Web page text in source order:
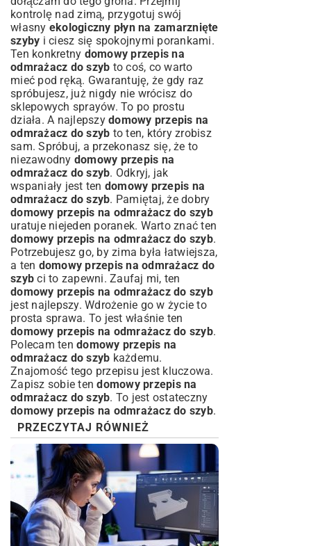
kontrolę nad zimą, przygotuj swój
własny ekologiczny płyn na zamarznięte
szyby i ciesz się spokojnymi porankami.
Ten konkretny domowy przepis na
odmrażacz do szyb to coś, co warto
mieć pod ręką. Gwarantuję, że gdy raz
spróbujesz, już nigdy nie wrócisz do
sklepowych sprayów. To po prostu
działa. A najlepszy domowy przepis na
odmrażacz do szyb to ten, który zrobisz
sam. Spróbuj, a przekonasz się, że to
niezawodny domowy przepis na
odmrażacz do szyb. Odkryj, jak
wspaniały jest ten domowy przepis na
odmrażacz do szyb. Pamiętaj, że dobry
domowy przepis na odmrażacz do szyb
uratuje niejeden poranek. Warto znać ten
domowy przepis na odmrażacz do szyb.
Potrzebujesz go, by zima była łatwiejsza,
a ten domowy przepis na odmrażacz do
szyb ci to zapewni. Zaufaj mi, ten
domowy przepis na odmrażacz do szyb
jest najlepszy. Wdrożenie go w życie to
prosta sprawa. To jest właśnie ten
domowy przepis na odmrażacz do szyb.
Polecam ten domowy przepis na
odmrażacz do szyb każdemu.
Znajomość tego przepisu jest kluczowa.
Zapisz sobie tendomowy przepis na
odmrażacz do szyb. To jest ostateczny
domowy przepis na odmrażacz do szyb.
PRZECZYTAJ RÓWNIEŻ